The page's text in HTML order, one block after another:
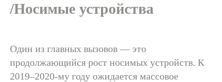
/Носимые устройства
Один из главных вызовов — это
продолжающийся рост носимых устройств. К
2019–2020-му году ожидается массовое